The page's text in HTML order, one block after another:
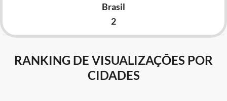
Brasil
2
RANKING DE VISUALIZAÇÕES POR
CIDADES